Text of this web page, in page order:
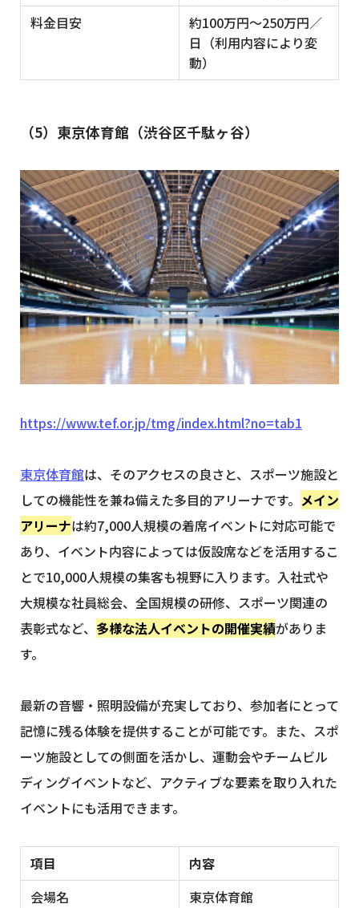
料金目安
約100万円〜250万円／
日（利用内容により変
動）
（5）東京体育館（渋谷区千駄ヶ谷）
https://www.tef.or.jp/tmg/index.html?no=tab1
東京体育館は、そのアクセスの良さと、スポーツ施設と
しての機能性を兼ね備えた多目的アリーナです。 メイン
アリーナは約7,000人規模の着席イベントに対応可能で
あり、イベント内容によっては仮設席などを活用するこ
とで10,000人規模の集客も視野に入ります。入社式や
大規模な社員総会、全国規模の研修、スポーツ関連の
表彰式など、 多様な法人イベントの開催実績がありま
す。
最新の音響・照明設備が充実しており、参加者にとって
記憶に残る体験を提供することが可能です。また、スポ
ーツ施設としての側面を活かし、運動会やチームビル
ディングイベントなど、アクティブな要素を取り入れた
イベントにも活用できます。
項目
内容
会場名
東京体育館